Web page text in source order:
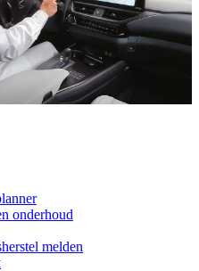
onderhoud
melden